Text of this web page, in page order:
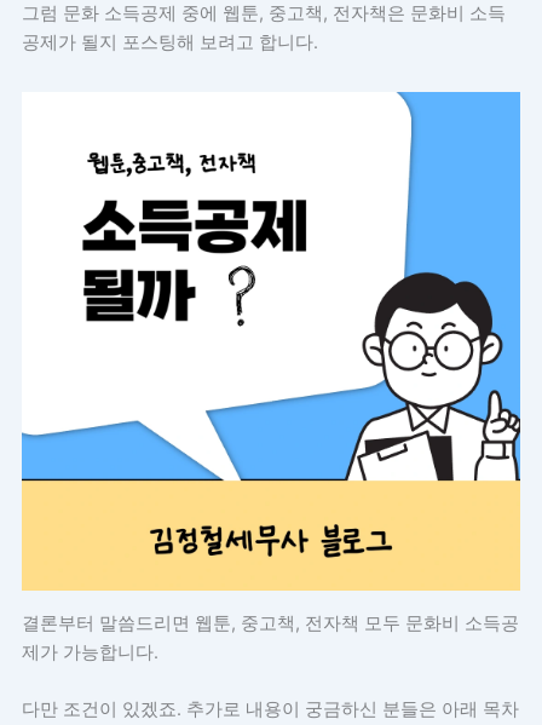
그럼 문화 소득공제 중에 웹툰, 중고책, 전자책은 문화비 소득
공제가 될지 포스팅해 보려고 합니다.
결론부터 말씀드리면 웹툰, 중고책, 전자책 모두 문화비 소득공
제가 가능합니다.
다만 조건이 있겠죠. 추가로 내용이 궁금하신 분들은 아래 목차